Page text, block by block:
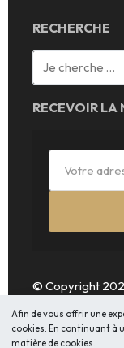
RECHERCHE
RECEVOIR LA
© Copyright
Afin de vous offrir une
cookies. En continuant à
matière de cookies.